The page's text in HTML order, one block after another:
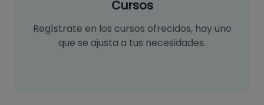
Cursos
Regístrate en los cursos ofrecidos, hay uno
que se ajusta a tus necesidades.